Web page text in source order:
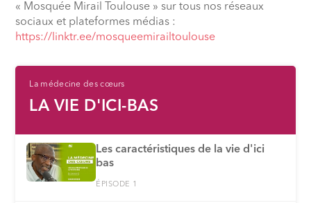
« Mosquée Mirail Toulouse » sur tous nos réseaux
sociaux et plateformes médias :
https://linktr.ee/mosqueemirailtoulouse
La médecine des cœurs
LA VIE D'ICI-BAS
Les caractéristiques de la vie d'ici
bas
ÉPISODE 1